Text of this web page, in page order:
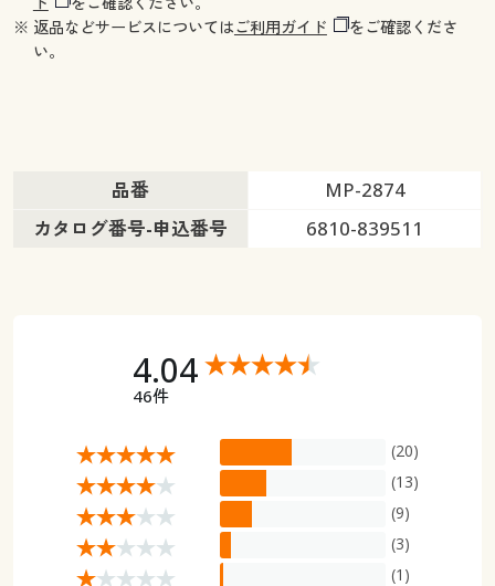
※ 返品などサービスについてはご利用ガイド
をご確認くださ
い。
品番
MP-2874
カタログ番号-申込番号
6810-839511
4.04
46件
(20)
(13)
(9)
(3)
(1)